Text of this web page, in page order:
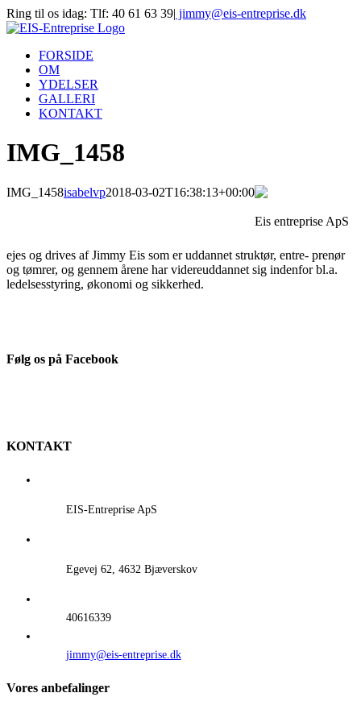
Skip
to
Ring til os idag: Tlf: 40 61 63 39| jimmy@eis-entreprise.dk
FORSIDE
OM
YDELSER
GALLERI
KONTAKT
IMG_1458
IMG_1458isabelvp2018-03-02T16:38:13+00:00
Eis entreprise ApS
ejes og drives af Jimmy Eis som er uddannet struktør, entre- prenør
og tømrer, og gennem årene har videreuddannet sig indenfor bl.a.
ledelsesstyring, økonomi og sikkerhed.
Følg os på Facebook
KONTAKT
EIS-Entreprise ApS
Egevej 62, 4632 Bjæverskov
40616339
jimmy@eis-entreprise.dk
Vores anbefalinger